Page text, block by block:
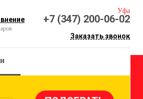
Уфа
+7 (347) 200-06-02
Заказать звонок